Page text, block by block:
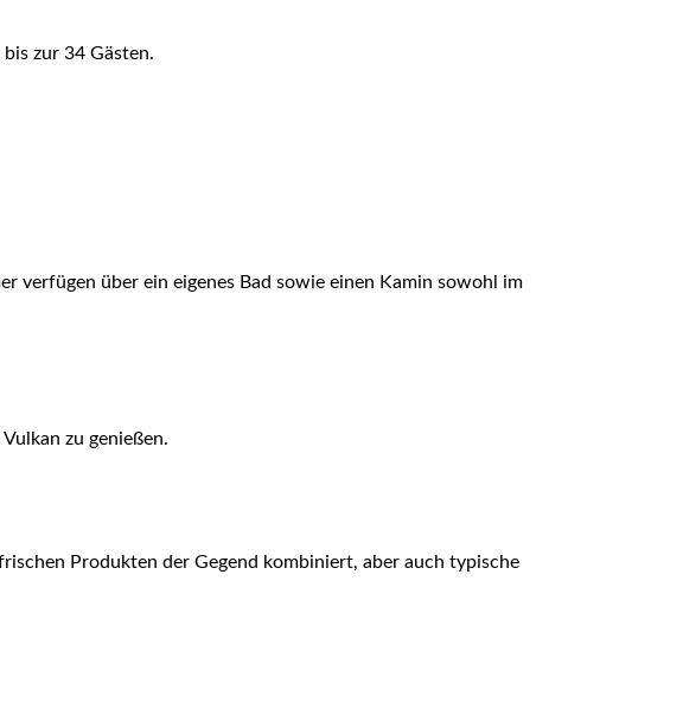
zur 34 Gästen.
verfügen über ein eigenes Bad sowie einen Kamin sowohl im
zu genießen.
Produkten der Gegend kombiniert, aber auch typische